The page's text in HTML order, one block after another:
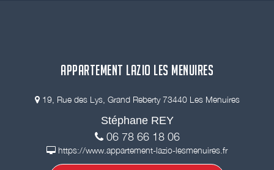
APPARTEMENT LAZIO LES MENUIRES
19, Rue des Lys, Grand Reberty 73440 Les Menuires
Stéphane REY
06 78 66 18 06
https://www.appartement-lazio-lesmenuires.fr